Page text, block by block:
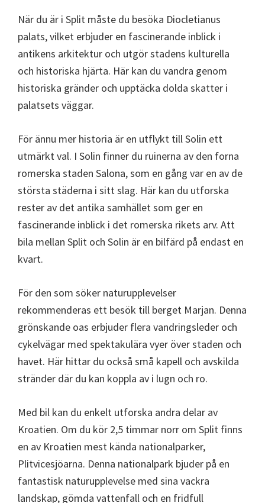
När du är i Split måste du besöka Diocletianus
palats, vilket erbjuder en fascinerande inblick i
antikens arkitektur och utgör stadens kulturella
och historiska hjärta. Här kan du vandra genom
historiska gränder och upptäcka dolda skatter i
palatsets väggar.
För ännu mer historia är en utflykt till Solin ett
utmärkt val. I Solin finner du ruinerna av den forna
romerska staden Salona, som en gång var en av de
största städerna i sitt slag. Här kan du utforska
rester av det antika samhället som ger en
fascinerande inblick i det romerska rikets arv. Att
bila mellan Split och Solin är en bilfärd på endast en
kvart.
För den som söker naturupplevelser
rekommenderas ett besök till berget Marjan. Denna
grönskande oas erbjuder flera vandringsleder och
cykelvägar med spektakulära vyer över staden och
havet. Här hittar du också små kapell och avskilda
stränder där du kan koppla av i lugn och ro.
Med bil kan du enkelt utforska andra delar av
Kroatien. Om du kör 2,5 timmar norr om Split finns
en av Kroatien mest kända nationalparker,
Plitvicesjöarna. Denna nationalpark bjuder på en
fantastisk naturupplevelse med sina vackra
landskap, gömda vattenfall och en fridfull